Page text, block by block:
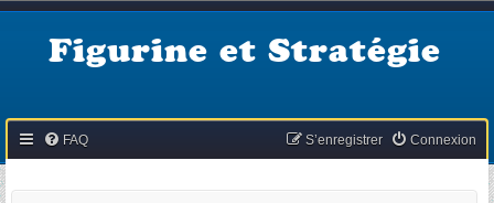
Figurine et Stratégie
FAQ Connexion
S’enregistrer